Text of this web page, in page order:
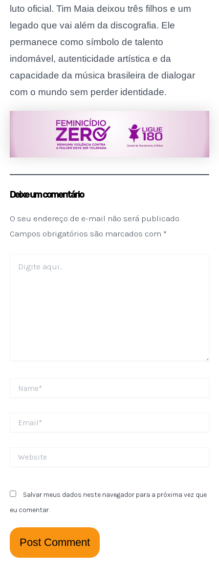
luto oficial. Tim Maia deixou três filhos e um
legado que vai além da discografia. Ele
permanece como símbolo de talento
indomável, autenticidade artística e da
capacidade da música brasileira de dialogar
com o mundo sem perder identidade.
Deixe um comentário
O seu endereço de e-mail não será publicado.
Campos obrigatórios são marcados com *
aqui...
Salvar meus dados neste navegador para a próxima vez que
eu comentar.